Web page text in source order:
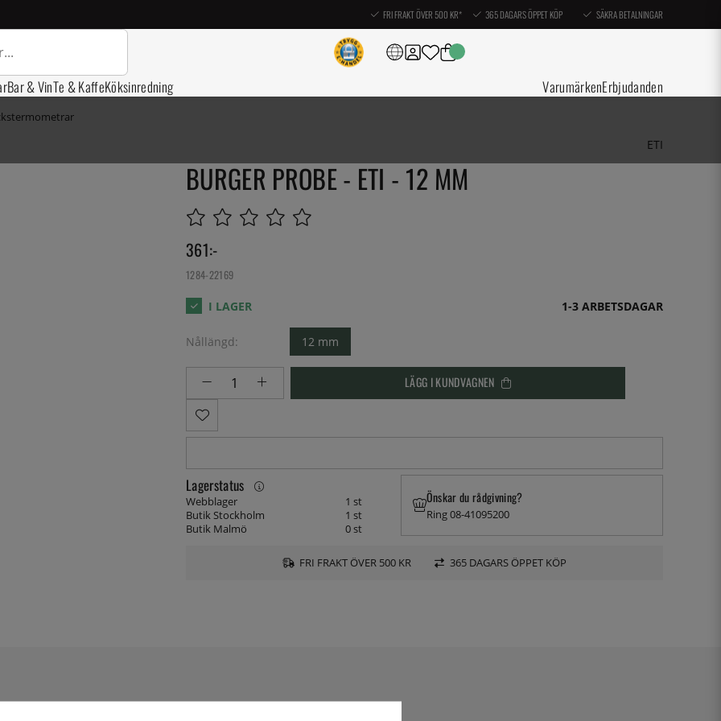
FRI FRAKT ÖVER 500 KR* 365 DAGARS ÖPPET KÖP SÄKRA BETALNINGAR
Bar & VinTe & KaffeKöksinredning VarumärkenErbjudanden
ETI
BURGER PROBE - ETI - 12 MM
361:-
1284-22169
1-3 ARBETSDAGAR
Nållängd: 12 mm
LÄGG I KUNDVAGNEN
Lagerstatus
Webblager
1 st
Butik Stockholm
1 st
Butik Malmö
0 st
Önskar du rådgivning?
Ring 08-41095200
FRI FRAKT ÖVER 500 KR 365 DAGARS ÖPPET KÖP